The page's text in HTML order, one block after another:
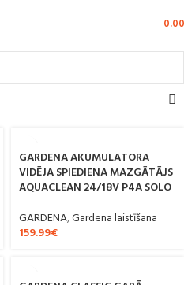
0.00
GARDENA AKUMULATORA
VIDĒJA SPIEDIENA MAZGĀTĀJS
AQUACLEAN 24/18V P4A SOLO
GARDENA,Gardena laistīšana
159.99€